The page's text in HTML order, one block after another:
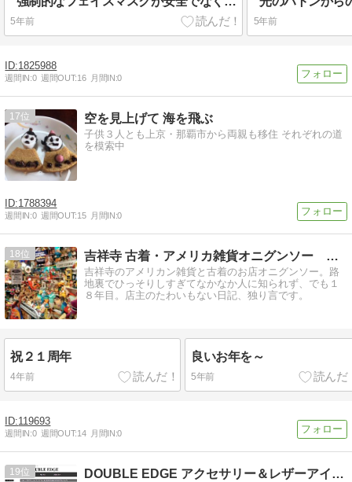
5年前 5年前
1825988
週間IN:0 週間OUT:16 月間IN:0
17 空を見上げて 海を飛ぶ
子供３人とも上京・那覇市から両親も移住 それぞれの道
を模索中
1788394
週間IN:0 週間OUT:15 月間IN:0
18 吉祥寺 古着・アメリカ雑貨オニグンソー 店の人
吉祥寺のアメリカン雑貨と古着のお店オニグンソー。路
地裏でひっそりしすぎてなかなか人に知られず、でも１
８年目。店主のたわいもない日記、独り言です。
祝２１周年
4年前
良いお年を～
5年前
119693
週間IN:0 週間OUT:14 月間IN:0
19 DOUBLE EDGE アクセサリー＆レザーアイテム